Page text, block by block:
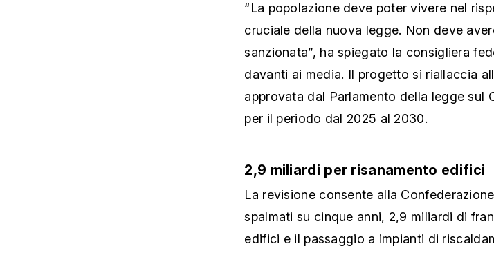
“La popolazione deve poter vivere nel
cruciale della nuova legge. Non deve
sanzionata”, ha spiegato la consigliera
davanti ai media. Il progetto si riallaccia
approvata dal Parlamento della legge sul
per il periodo dal 2025 al 2030.
2,9 miliardi per risanamento edifici
La revisione consente alla
spalmati su cinque anni, 2,9 miliardi di
edifici e il passaggio a impianti di